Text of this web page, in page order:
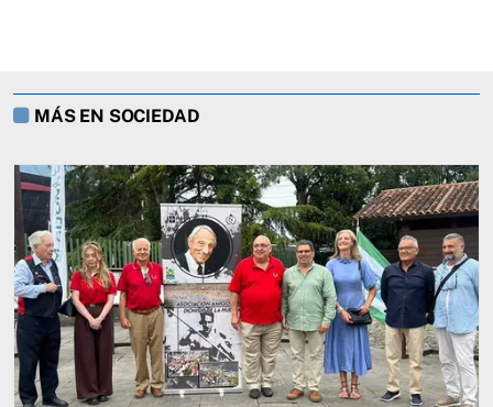
MÁS EN SOCIEDAD